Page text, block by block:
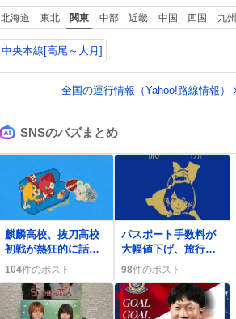
北海道 東北 関東 中部 近畿 中国 四国 九州
中央本線[高尾～大月]
全国の運行情報（Yahoo!路線情報）
SNSのバズまとめ
麒麟高校、抜刀高校
初戦が熱狂的に話題
に “激アツすぎ
る”とファン歓喜
104件のポスト
パスポート手数料が
大幅値下げ、旅行費
高騰でユーザーの間
に「意味ない」感が
ある
98件のポスト